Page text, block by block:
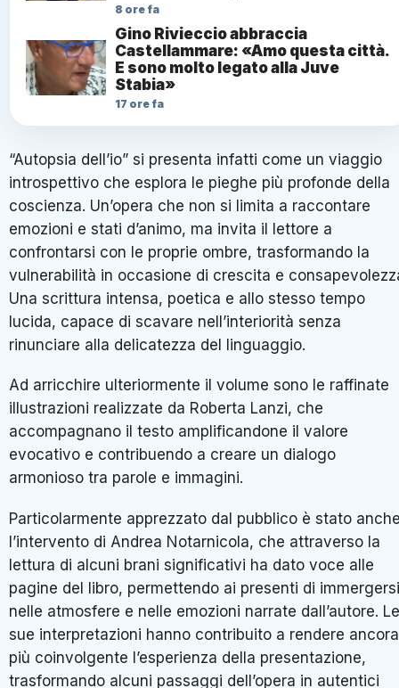
8 ore fa
Gino Rivieccio abbraccia
Castellammare: «Amo questa città.
E sono molto legato alla Juve
Stabia»
17 ore fa
“Autopsia dell’io” si presenta infatti come un viaggio
introspettivo che esplora le pieghe più profonde della
coscienza. Un’opera che non si limita a raccontare
emozioni e stati d’animo, ma invita il lettore a
confrontarsi con le proprie ombre, trasformando la
vulnerabilità in occasione di crescita e
Una scrittura intensa, poetica e allo stesso tempo
lucida, capace di scavare nell’interiorità senza
rinunciare alla delicatezza del linguaggio.
Ad arricchire ulteriormente il volume sono le raffinate
illustrazioni realizzate da Roberta Lanzi, che
accompagnano il testo amplificandone il valore
evocativo e contribuendo a creare un dialogo
armonioso tra parole e immagini.
Particolarmente apprezzato dal pubblico è stato
l’intervento di Andrea Notarnicola, che attraverso la
lettura di alcuni brani significativi ha dato voce alle
pagine del libro, permettendo ai presenti di immergersi
nelle atmosfere e nelle emozioni narrate dall’autore. Le
sue interpretazioni hanno contribuito a rendere ancora
più coinvolgente l’esperienza della presentazione,
trasformando alcuni passaggi dell’opera in autentici